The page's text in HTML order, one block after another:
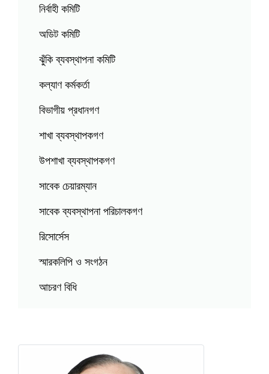
নির্বাহী কমিটি
অডিট কমিটি
ঝুঁকি ব্যবস্থাপনা কমিটি
কল্যাণ কর্মকর্তা
বিভাগীয় প্রধানগণ
শাখা ব্যবস্থাপকগণ
উপশাখা ব্যবস্থাপকগণ
সাবেক চেয়ারম্যান
সাবেক ব্যবস্থাপনা পরিচালকগণ
রিসোর্সেস
স্মারকলিপি ও সংগঠন
আচরণ বিধি